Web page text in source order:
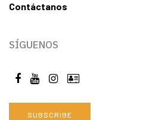
Contáctanos
SÍGUENOS
SUBSCRIBE